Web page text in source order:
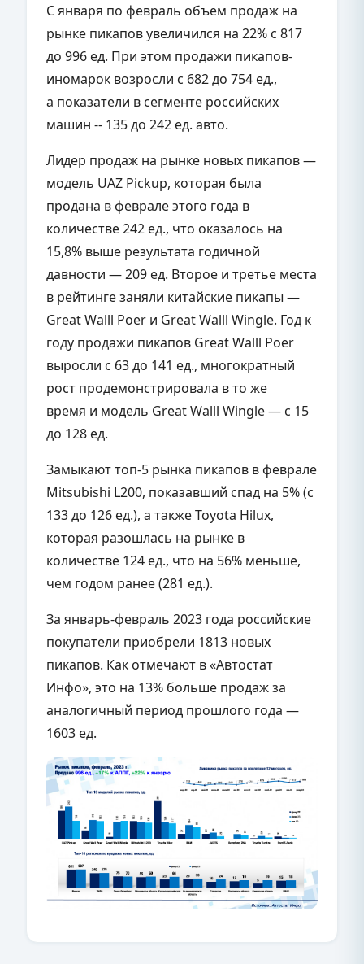
С января по февраль объем продаж на
рынке пикапов увеличился на 22% с 817
до 996 ед. При этом продажи пикапов-
иномарок возросли с 682 до 754 ед.,
а показатели в сегменте российских
машин -- 135 до 242 ед. авто.
Лидер продаж на рынке новых пикапов —
модель UAZ Pickup, которая была
продана в феврале этого года в
количестве 242 ед., что оказалось на
15,8% выше результата годичной
давности — 209 ед. Второе и третье места
в рейтинге заняли китайские пикапы —
Great Walll Poer и Great Walll Wingle. Год к
году продажи пикапов Great Walll Poer
выросли с 63 до 141 ед., многократный
рост продемонстрировала в то же
время и модель Great Walll Wingle — с 15
до 128 ед.
Замыкают топ-5 рынка пикапов в феврале
Mitsubishi L200, показавший спад на 5% (с
133 до 126 ед.), а также Toyota Hilux,
которая разошлась на рынке в
количестве 124 ед., что на 56% меньше,
чем годом ранее (281 ед.).
За январь-февраль 2023 года российские
покупатели приобрели 1813 новых
пикапов. Как отмечают в «Автостат
Инфо», это на 13% больше продаж за
аналогичный период прошлого года —
1603 ед.